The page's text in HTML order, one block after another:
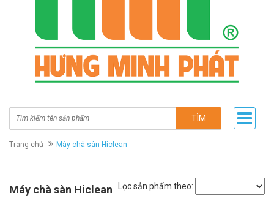
TÌM
Trang chủ Máy chà sàn Hiclean
Máy chà sàn Hiclean Lọc sản phẩm theo: